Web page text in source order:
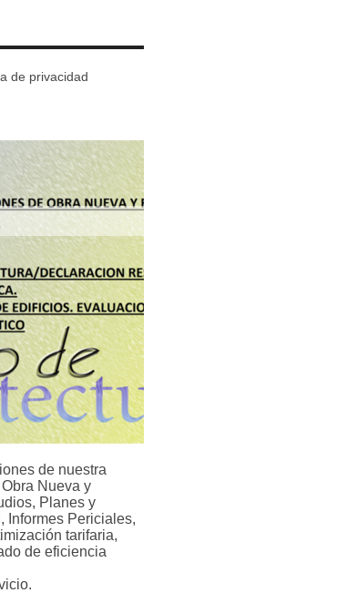
de privacidad
de nuestra
Nueva y
Planes y
Informes Periciales,
tarifaria,
de eficiencia